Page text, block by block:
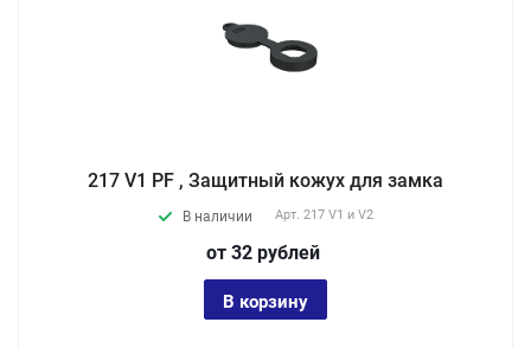
217 V1 PF , Защитный кожух для замка
В наличии Арт. 217 V1 и V2
от 32 рублей
В корзину